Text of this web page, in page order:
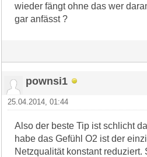
wieder fängt ohne das wer
gar anfässt ?
pownsi1
25.04.2014, 01:44
Also der beste Tip ist schlicht
habe das Gefühl O2 ist der
Netzqualität konstant reduziert.